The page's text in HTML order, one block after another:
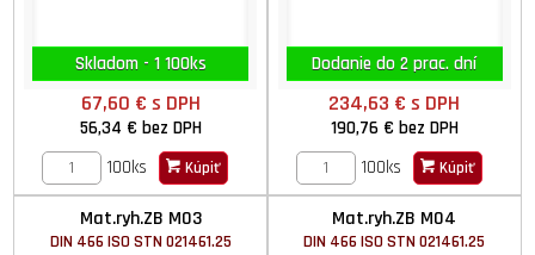
Skladom - 1 100ks
67,60 € s DPH
56,34 € bez DPH
100ks
Kúpiť
Dodanie do 2 prac. dní
234,63 €s DPH
190,76 € bez DPH
100ks
Kúpiť
Mat.ryh.ZB M03
DIN 466 ISO STN 021461.25
Mat.ryh.ZB M04
DIN 466 ISO STN 021461.25